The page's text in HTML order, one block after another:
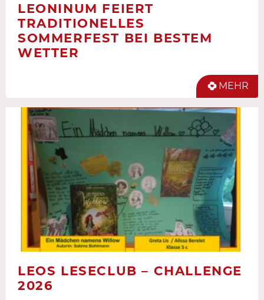
LEONINUM FEIERT
TRADITIONELLES
SOMMERFEST BEI BESTEM
WETTER
MEHR
LEOS LESECLUB – CHALLENGE
2026